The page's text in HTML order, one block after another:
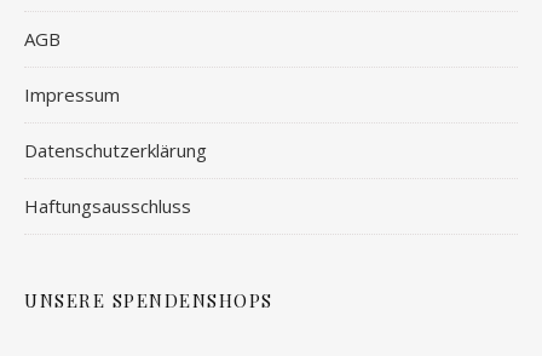
AGB
Impressum
Datenschutzerklärung
Haftungsausschluss
UNSERE SPENDENSHOPS